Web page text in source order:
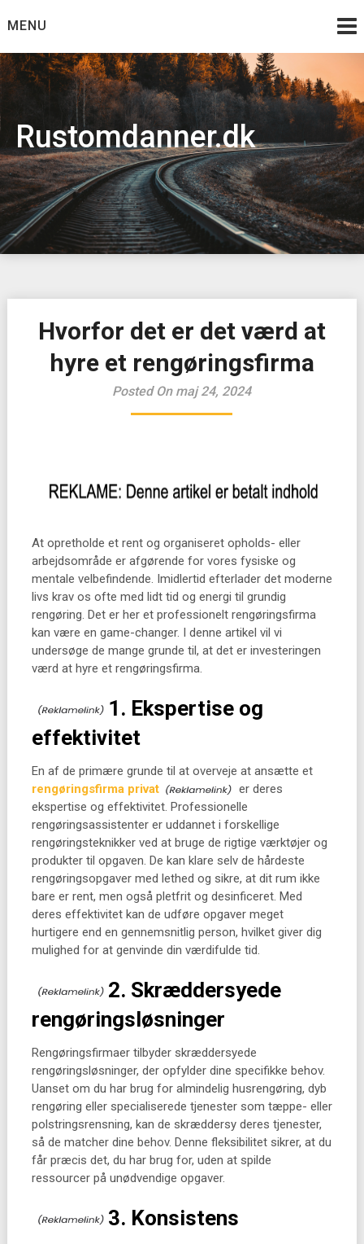
toMENU
Rustomdanner.dk
Hvorfor det er det værd at
hyre et rengøringsfirma
Posted On maj 24, 2024
At opretholde et rent og organiseret opholds- eller
arbejdsområde er afgørende for vores fysiske og
mentale velbefindende. Imidlertid efterlader det moderne
livs krav os ofte med lidt tid og energi til grundig
rengøring. Det er her et professionelt rengøringsfirma
kan være en game-changer. I denne artikel vil vi
undersøge de mange grunde til, at det er investeringen
værd at hyre et rengøringsfirma.
1. Ekspertise og
effektivitet
En af de primære grunde til at overveje at ansætte et
rengøringsfirma privat
er deres
ekspertise og effektivitet. Professionelle
rengøringsassistenter er uddannet i forskellige
rengøringsteknikker ved at bruge de rigtige værktøjer og
produkter til opgaven. De kan klare selv de hårdeste
rengøringsopgaver med lethed og sikre, at dit rum ikke
bare er rent, men også pletfrit og desinficeret. Med
deres effektivitet kan de udføre opgaver meget
hurtigere end en gennemsnitlig person, hvilket giver dig
mulighed for at genvinde din værdifulde tid.
2. Skræddersyede
rengøringsløsninger
Rengøringsfirmaer tilbyder skræddersyede
rengøringsløsninger, der opfylder dine specifikke behov.
Uanset om du har brug for almindelig husrengøring, dyb
rengøring eller specialiserede tjenester som tæppe- eller
polstringsrensning, kan de skræddersy deres tjenester,
så de matcher dine behov. Denne fleksibilitet sikrer, at du
får præcis det, du har brug for, uden at spilde
ressourcer på unødvendige opgaver.
3. Konsistens